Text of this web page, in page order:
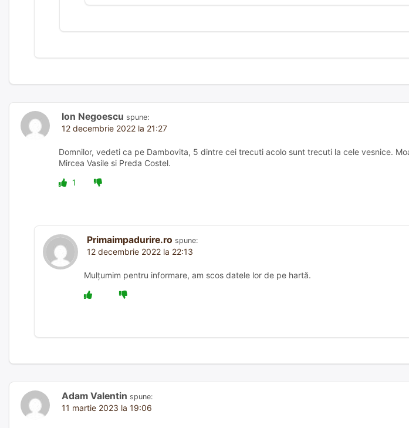
Ion Negoescu spune:
12 decembrie 2022 la 21:27
Domnilor, vedeti ca pe Dambovita, 5 dintre cei trecuti acolo sunt trecuti la cele vesnice.
Mircea Vasile si Preda Costel.
1
Primaimpadurire.ro spune:
12 decembrie 2022 la 22:13
Mulțumim pentru informare, am scos datele lor de pe hartă.
Adam Valentin spune:
11 martie 2023 la 19:06